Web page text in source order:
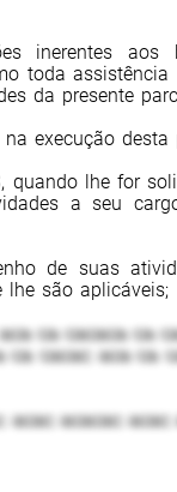
inerentes aos
toda assistência
da presente
execução desta
, quando lhe for
a seu
de suas
lhe são aplicáveis;
ca cacaca ca
ca cacac aca ca
acacac acac